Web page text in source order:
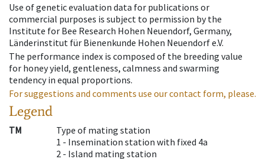
Use of genetic evaluation data for publications or
commercial purposes is subject to permission by the
Institute for Bee Research Hohen Neuendorf, Germany,
Länderinstitut für Bienenkunde Hohen Neuendorf e.V.
The performance index is composed of the breeding value
for honey yield, gentleness, calmness and swarming
tendency in equal proportions.
For suggestions and comments use our contact form, please.
Legend
TM
Type of mating station
1 - Insemination station with fixed 4a
2 - Island mating station